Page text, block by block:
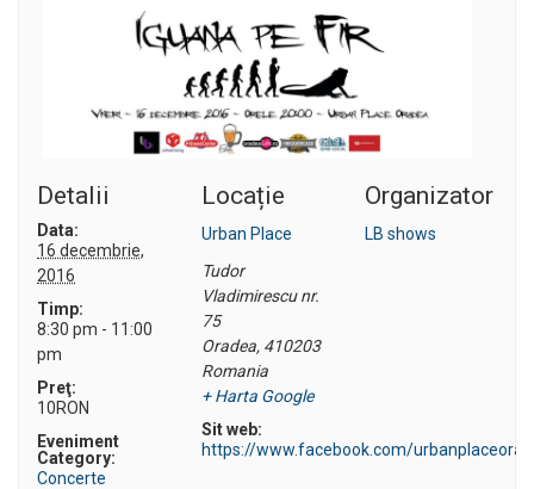
Detalii
Data:
16 decembrie,
2016
Timp:
8:30 pm - 11:00
pm
Preţ:
10RON
Eveniment
Category:
Concerte
Locație
Urban Place
Tudor
Vladimirescu nr.
75
Oradea, 410203
Romania
+ Harta Google
Sit web:
https://www.facebook.com/
Organizator
LB shows